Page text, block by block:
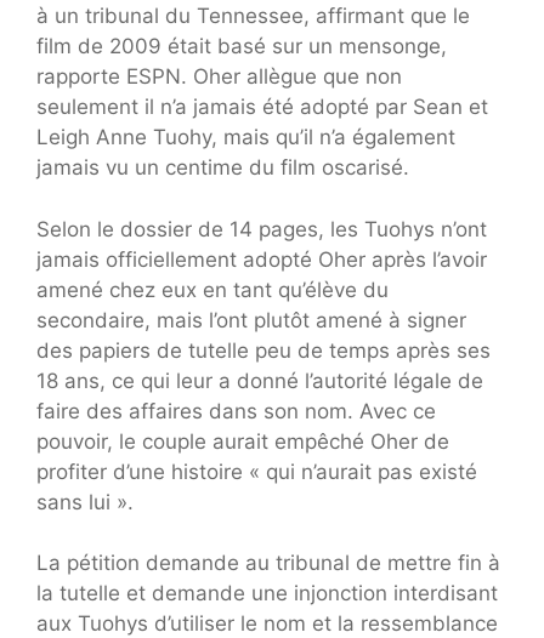
à un tribunal du Tennessee, affirmant que le
film de 2009 était basé sur un mensonge,
rapporte ESPN. Oher allègue que non
seulement il n’a jamais été adopté par Sean et
Leigh Anne Tuohy, mais qu’il n’a également
jamais vu un centime du film oscarisé.
Selon le dossier de 14 pages, les Tuohys n’ont
jamais officiellement adopté Oher après l’avoir
amené chez eux en tant qu’élève du
secondaire, mais l’ont plutôt amené à signer
des papiers de tutelle peu de temps après ses
18 ans, ce qui leur a donné l’autorité légale de
faire des affaires dans son nom. Avec ce
pouvoir, le couple aurait empêché Oher de
profiter d’une histoire « qui n’aurait pas existé
sans lui ».
La pétition demande au tribunal de mettre fin à
la tutelle et demande une injonction interdisant
aux Tuohys d’utiliser le nom et la ressemblance